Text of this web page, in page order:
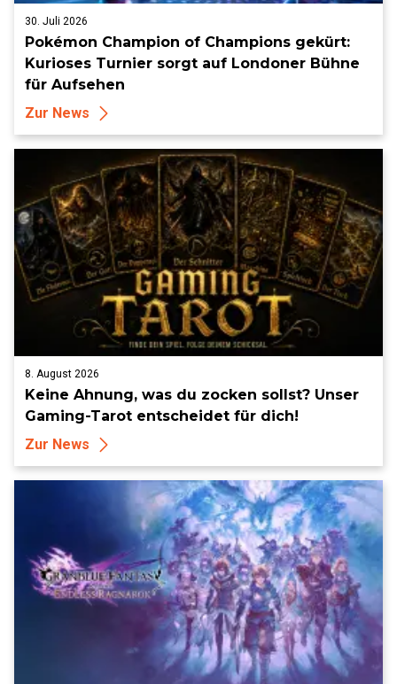
30. Juli 2026
Pokémon Champion of Champions gekürt:
Kurioses Turnier sorgt auf Londoner Bühne
für Aufsehen
Zur News
8. August 2026
Keine Ahnung, was du zocken sollst? Unser
Gaming-Tarot entscheidet für dich!
Zur News